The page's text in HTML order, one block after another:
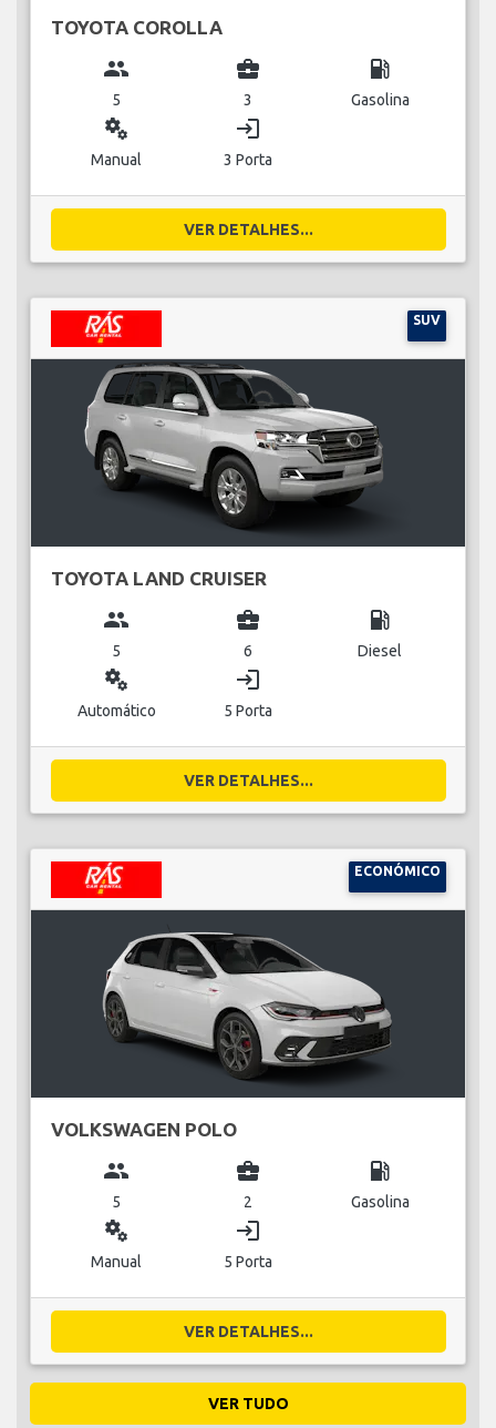
TOYOTA COROLLA
group
5
business_center
3
local_gas_station
Gasolina
miscellaneous_services
Manual
login
3 Porta
VER DETALHES...
SUV
TOYOTA LAND CRUISER
group
5
business_center
6
local_gas_station
Diesel
miscellaneous_services
Automático
login
5 Porta
VER DETALHES...
ECONÓMICO
VOLKSWAGEN POLO
group
5
business_center
2
local_gas_station
Gasolina
miscellaneous_services
Manual
login
5 Porta
VER DETALHES...
VER TUDO